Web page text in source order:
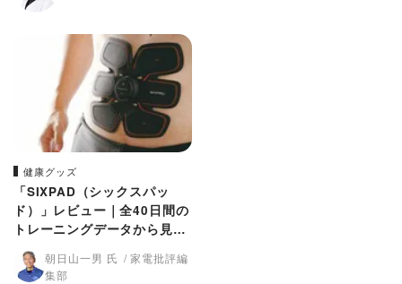
健康グッズ
「SIXPAD（シックスパッ
ド）」レビュー｜全40日間の
トレーニングデータから見え
たリアルな効果
朝日山一男 氏
家電批評編
集部